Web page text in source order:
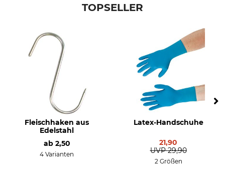
TOPSELLER
Fleischhaken aus
Edelstahl
ab 2,50
4 Varianten
Latex-Handschuhe
21,90
UVP 29,90
2 Größen